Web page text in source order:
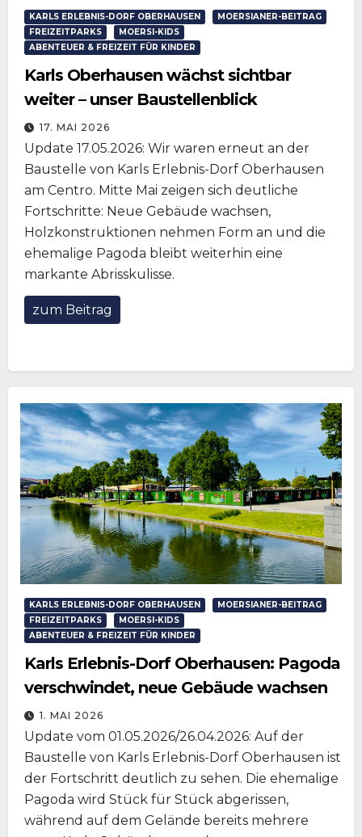
KARLS ERLEBNIS-DORF OBERHAUSEN
MOERSIANER-BEITRAG
FREIZEITPARKS
MOERSI-KIDS
ABENTEUER & FREIZEIT FÜR KINDER
Karls Oberhausen wächst sichtbar
weiter – unser Baustellenblick
17. MAI 2026
Update 17.05.2026: Wir waren erneut an der
Baustelle von Karls Erlebnis-Dorf Oberhausen
am Centro. Mitte Mai zeigen sich deutliche
Fortschritte: Neue Gebäude wachsen,
Holzkonstruktionen nehmen Form an und die
ehemalige Pagoda bleibt weiterhin eine
markante Abrisskulisse.
zum Beitrag
KARLS ERLEBNIS-DORF OBERHAUSEN
MOERSIANER-BEITRAG
FREIZEITPARKS
MOERSI-KIDS
ABENTEUER & FREIZEIT FÜR KINDER
Karls Erlebnis-Dorf Oberhausen: Pagoda
verschwindet, neue Gebäude wachsen
1. MAI 2026
Update vom 01.05.2026/26.04.2026: Auf der
Baustelle von Karls Erlebnis-Dorf Oberhausen ist
der Fortschritt deutlich zu sehen. Die ehemalige
Pagoda wird Stück für Stück abgerissen,
während auf dem Gelände bereits mehrere